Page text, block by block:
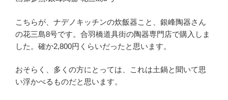
こちらが、ナデノキッチンの炊飯器こと、銀峰陶器さん
の花三島8号です。合羽橋道具街の陶器専門店で購入しま
した。確か2,800円くらいだったと思います。
おそらく、多くの方にとっては、これは土鍋と聞いて思
い浮かべるものだと思います。